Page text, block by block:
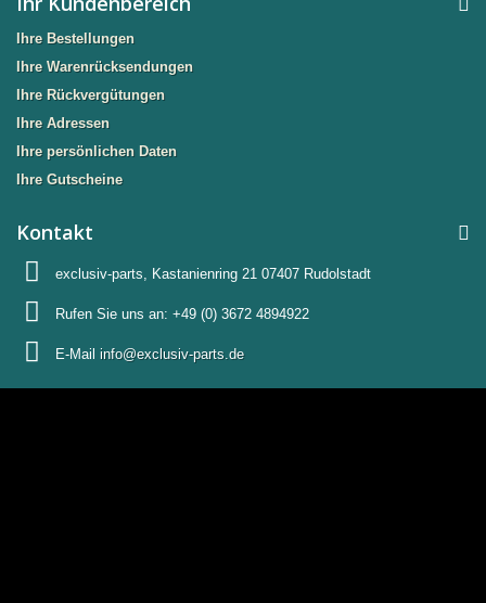
Ihre Bestellungen
Ihre Warenrücksendungen
Ihre Rückvergütungen
Ihre Adressen
Ihre persönlichen Daten
Ihre Gutscheine
Kontakt
exclusiv-parts, Kastanienring 21 07407 Rudolstadt
Rufen Sie uns an: +49 (0) 3672 4894922
E-Mail info@exclusiv-parts.de